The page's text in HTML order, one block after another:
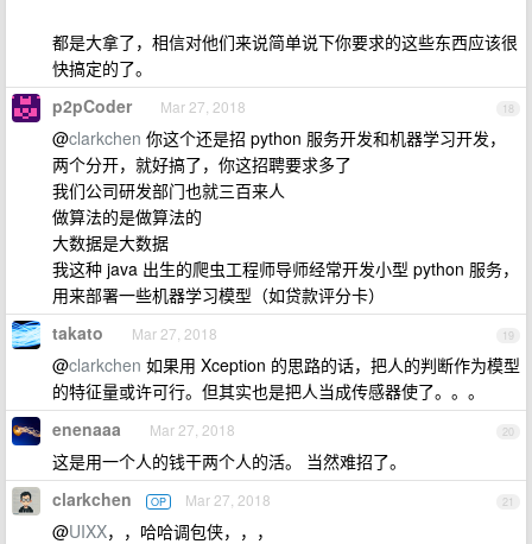
都是大拿了，相信对他们来说简单说下你要求的这些东西应该很
快搞定的了。
18
p2pCoder Mar 27, 2018
@clarkchen 你这个还是招 python 服务开发和机器学习开发，
两个分开，就好搞了，你这招聘要求多了
我们公司研发部门也就三百来人
做算法的是做算法的
大数据是大数据
我这种 java 出生的爬虫工程师导师经常开发小型 python 服务，
用来部署一些机器学习模型（如贷款评分卡）
19
takato Mar 27, 2018
@clarkchen 如果用 Xception 的思路的话，把人的判断作为模型
的特征量或许可行。但其实也是把人当成传感器使了。。。
20
enenaaa Mar 27, 2018
这是用一个人的钱干两个人的活。 当然难招了。
21
clarkchen OP Mar 27, 2018
@UIXX，，哈哈调包侠，，，